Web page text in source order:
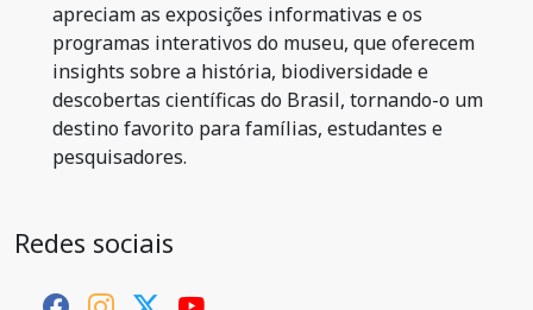
apreciam as exposições informativas e os
programas interativos do museu, que oferecem
insights sobre a história, biodiversidade e
descobertas científicas do Brasil, tornando-o um
destino favorito para famílias, estudantes e
pesquisadores.
Redes sociais